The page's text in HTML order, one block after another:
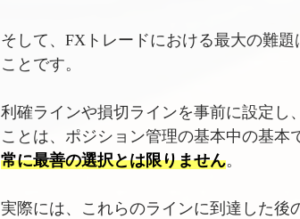
そして、FXトレードにおける最大の難
ことです。
利確ラインや損切ラインを事前に設定し
ことは、ポジション管理の基本中の基本
常に最善の選択とは限りません。
実際には、これらのラインに到達した後